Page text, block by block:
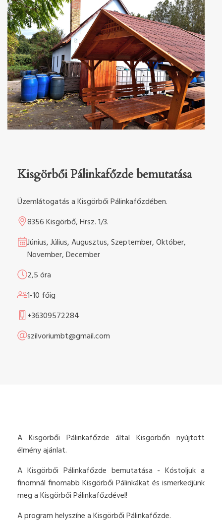
Kisgörbői Pálinkafőzde bemutatása
Üzemlátogatás a Kisgörbői Pálinkafőzdében.
8356 Kisgörbő, Hrsz. 1/3.
Június, Július, Augusztus, Szeptember, Október,
November, December
2,5 óra
1-10 főig
+36309572284
szilvoriumbt@gmail.com
A Kisgörbői Pálinkafőzde által Kisgörbőn nyújtott
élmény ajánlat.
A Kisgörbői Pálinkafőzde bemutatása - Kóstoljuk a
finomnál finomabb Kisgörbői Pálinkákat és ismerkedjünk
meg a Kisgörbői Pálinkafőzdével!
A program helyszíne a Kisgörbői Pálinkafőzde.